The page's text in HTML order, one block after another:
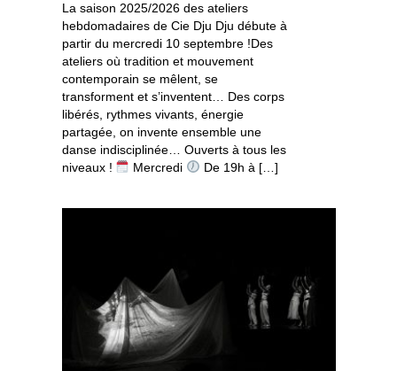
La saison 2025/2026 des ateliers
hebdomadaires de Cie Dju Dju débute à
partir du mercredi 10 septembre !Des
ateliers où tradition et mouvement
contemporain se mêlent, se
transforment et s’inventent… Des corps
libérés, rythmes vivants, énergie
partagée, on invente ensemble une
danse indisciplinée… Ouverts à tous les
niveaux !
Mercredi De 19h à […]